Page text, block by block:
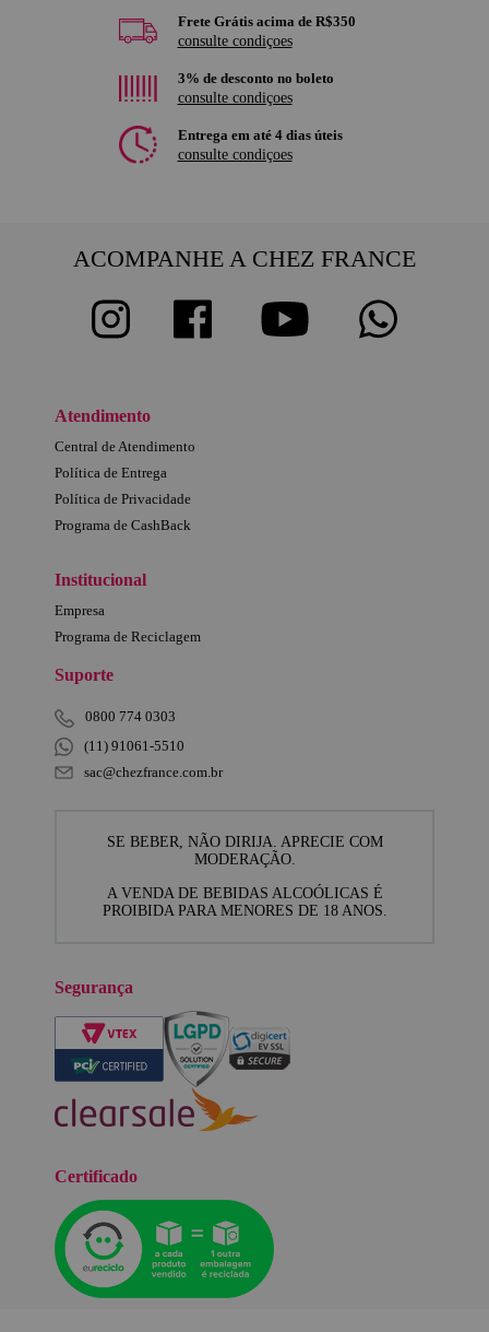
Frete Grátis acima de R$350
consulte condiçoes
3% de desconto no boleto
consulte condiçoes
Entrega em até 4 dias úteis
consulte condiçoes
ACOMPANHE A CHEZ FRANCE
Atendimento
Central de Atendimento
Política de Entrega
Política de Privacidade
Programa de CashBack
Institucional
Empresa
Programa de Reciclagem
Suporte
0800 774 0303
(11) 91061-5510
sac@chezfrance.com.br
SE BEBER, NÃO DIRIJA. APRECIE COM
MODERAÇÃO.
A VENDA DE BEBIDAS ALCOÓLICAS É
PROIBIDA PARA MENORES DE 18 ANOS.
Segurança
Certificado